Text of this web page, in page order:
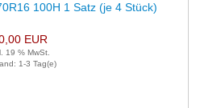
100H 1 Satz (je 4 Stück)
EUR
19 % MwSt.
1-3 Tag(e)